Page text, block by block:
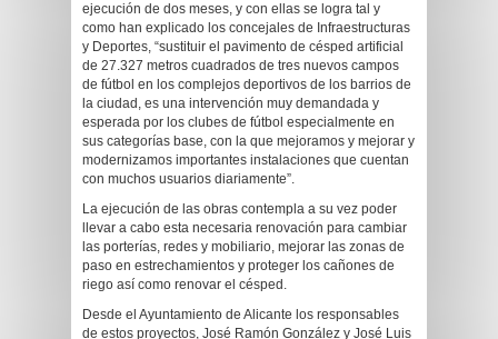
ejecución de dos meses, y con ellas se logra tal y
como han explicado los concejales de Infraestructuras
y Deportes, “sustituir el pavimento de césped artificial
de 27.327 metros cuadrados de tres nuevos campos
de fútbol en los complejos deportivos de los barrios de
la ciudad, es una intervención muy demandada y
esperada por los clubes de fútbol especialmente en
sus categorías base, con la que mejoramos y mejorar y
modernizamos importantes instalaciones que cuentan
con muchos usuarios diariamente”.
La ejecución de las obras contempla a su vez poder
llevar a cabo esta necesaria renovación para cambiar
las porterías, redes y mobiliario, mejorar las zonas de
paso en estrechamientos y proteger los cañones de
riego así como renovar el césped.
Desde el Ayuntamiento de Alicante los responsables
de estos proyectos, José Ramón González y José Luis